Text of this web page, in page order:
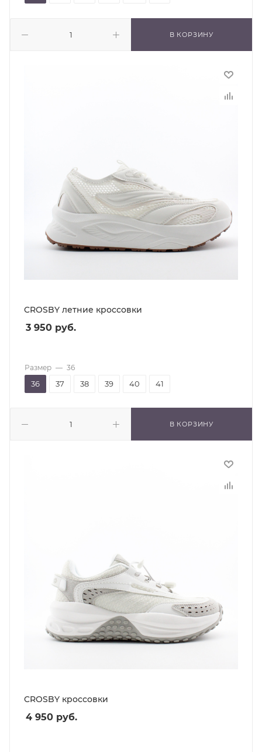
В КОРЗИНУ
CROSBY летние кроссовки
3 950 руб.
В КОРЗИНУ
Размер — 36
36 37 38 39 40 41
CROSBY кроссовки
4 950 руб.